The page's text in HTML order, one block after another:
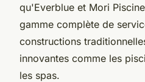
qu'Everblue et Mori
gamme complète de
constructions
innovantes comme les
les spas.